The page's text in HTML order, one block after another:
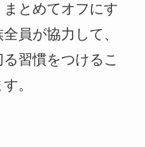
とめてオフにす
員が協力して、
習慣をつけるこ
。